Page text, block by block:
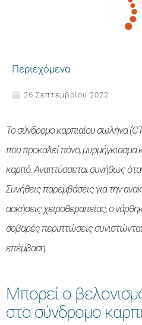
Περιεχόμενα
26 Σεπτεμβρίου 2022
Το σύνδρομο καρπιαίου σωλήνα
που προκαλεί πόνο, μυρμήγκιασμα
καρπό. Αναπτύσσεται συνήθως
Συνήθεις παρεμβάσεις για την
ασκήσεις χειροθεραπείας, ο
σοβαρές περιπτώσεις
επέμβαση.
Μπορεί ο
στο σύνδρομο